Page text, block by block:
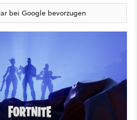
bei Google bevorzugen